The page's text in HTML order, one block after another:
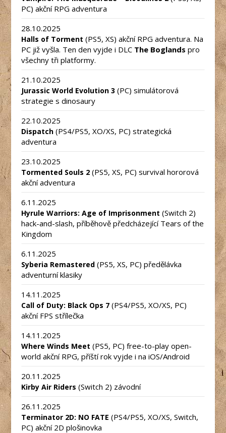
PC) akční RPG adventura
28.10.2025
Halls of Torment (PS5, XS) akční RPG adventura. Na
PC již vyšla. Ten den vyjde i DLC The Boglandspro
všechny tři platformy.
21.10.2025
Jurassic World Evolution 3 (PC) simulátorová
strategie s dinosaury
22.10.2025
Dispatch (PS4/PS5, XO/XS, PC) strategická
adventura
23.10.2025
Tormented Souls 2 (PS5, XS, PC) survival hororová
akční adventura
6.11.2025
Hyrule Warriors: Age of Imprisonment (Switch 2)
hack-and-slash, příběhově předcházející Tears of the
Kingdom
6.11.2025
Syberia Remastered (PS5, XS, PC) předělávka
adventurní klasiky
14.11.2025
Call of Duty: Black Ops 7 (PS4/PS5, XO/XS, PC)
akční FPS střílečka
14.11.2025
Where Winds Meet (PS5, PC) free-to-play open-
world akční RPG, příští rok vyjde i na iOS/Android
20.11.2025
Kirby Air Riders (Switch 2) závodní
26.11.2025
Terminator 2D: NO FATE (PS4/PS5, XO/XS, Switch,
PC) akční 2D plošinovka